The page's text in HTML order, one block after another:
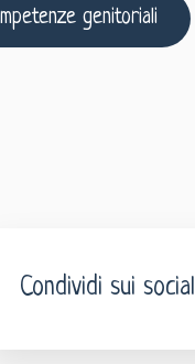
genitoriali
Condividi sui social